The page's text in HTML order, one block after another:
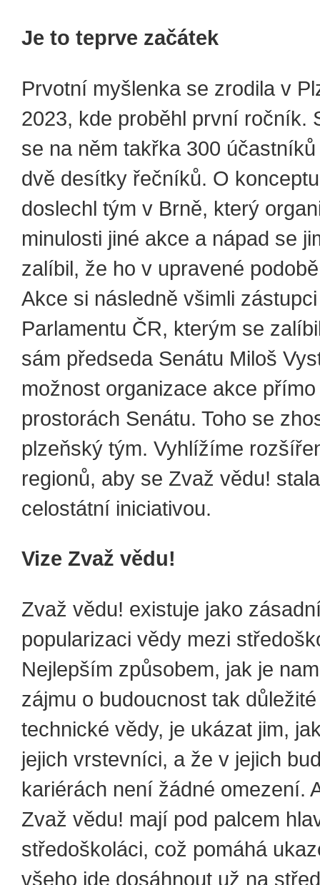
Je to teprve začátek
Prvotní myšlenka se zrodila v
2023, kde proběhl první ročník.
se na něm takřka 300
dvě desítky řečníků. O
doslechl tým v Brně, který
minulosti jiné akce a nápad se
zalíbil, že ho v upravené
Akce si následně všimli
Parlamentu ČR, kterým se
sám předseda Senátu Miloš
možnost organizace akce
prostorách Senátu. Toho se
plzeňský tým. Vyhlížíme
regionů, aby se Zvaž vědu!
celostátní iniciativou.
Vize Zvaž vědu!
Zvaž vědu! existuje jako
popularizaci vědy mezi
Nejlepším způsobem, jak je
zájmu o budoucnost tak
technické vědy, je ukázat jim,
jejich vrstevníci, a že v jejich
kariérách není žádné omezení.
Zvaž vědu! mají pod palcem
středoškoláci, což pomáhá
všeho jde dosáhnout už na